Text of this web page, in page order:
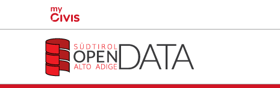
Skip to main content